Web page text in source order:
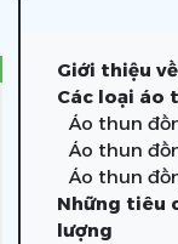
Giới thiệu
Các loại áo
Áo thun
Áo thun
Áo thun
Những tiêu
lượng